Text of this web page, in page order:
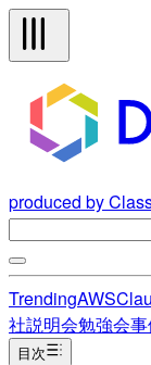
produced by
TrendingAWS
社説明会勉強会
目次